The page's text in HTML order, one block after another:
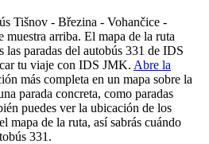
Tišnov - Březina - Vohančice -
arriba. El mapa de la ruta
las paradas del autobús 331 de IDS
tu viaje con IDS JMK. Abre la
más completa en un mapa sobre la
parada concreta, como paradas
puedes ver la ubicación de los
mapa de la ruta, así sabrás cuándo
331.